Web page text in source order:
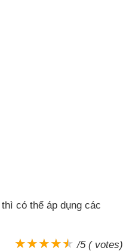
thì có thể áp dụng các
/5 ( votes)